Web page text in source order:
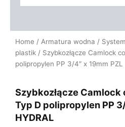
Home / Armatura wodna /
plastik / Szybkozłącze Camlock
polipropylen PP 3/4″ x 19mm PZL
Szybkozłącze
Typ D polipropylen PP
HYDRAL